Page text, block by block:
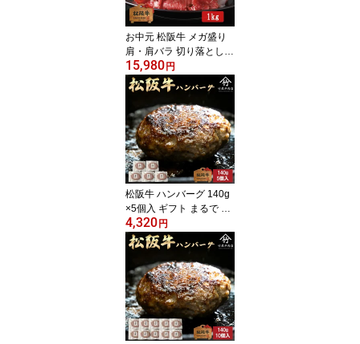
お中元 松阪牛 メガ盛り
肩・肩バラ 切り落とし
肉 牛肉 和牛 すき焼きし
ゃぶしゃぶ お歳暮 ギフ
ト プレゼント 内祝い お
返し お祝い 誕生日 結婚
祝い 出産祝い 結婚内祝
い 出産内祝い 牛肉 肉 グ
ルメ
15,980円
松阪牛 ハンバーグ 140g
×5個入 ギフト まるで ス
テーキ のような ハンバ
ーグ
4,320円